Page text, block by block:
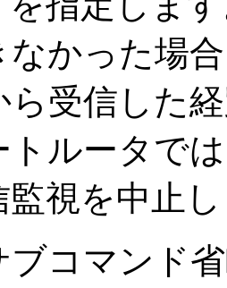
なかった場
ら受信した
トルータで
監視を中止
ブコマンド